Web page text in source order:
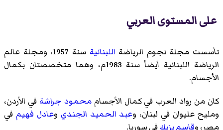
على المستوى العربي
تأسست مجلةنجوم الرياضة اللبنانية
سنة 1957، ومجلة عالم
الرياضة اللبنانية أيضاً سنة 1983م، وهما متخصصتان بكمال
الأجسام.
كان من رواد العرب في كمال الأجساممحمود جراشة في الأردن،
ومليح عليوان في لبنان، وعبد الحميد الجندي وعادل فهيم في
مصر، وقاسم يزبكفيسوريا.